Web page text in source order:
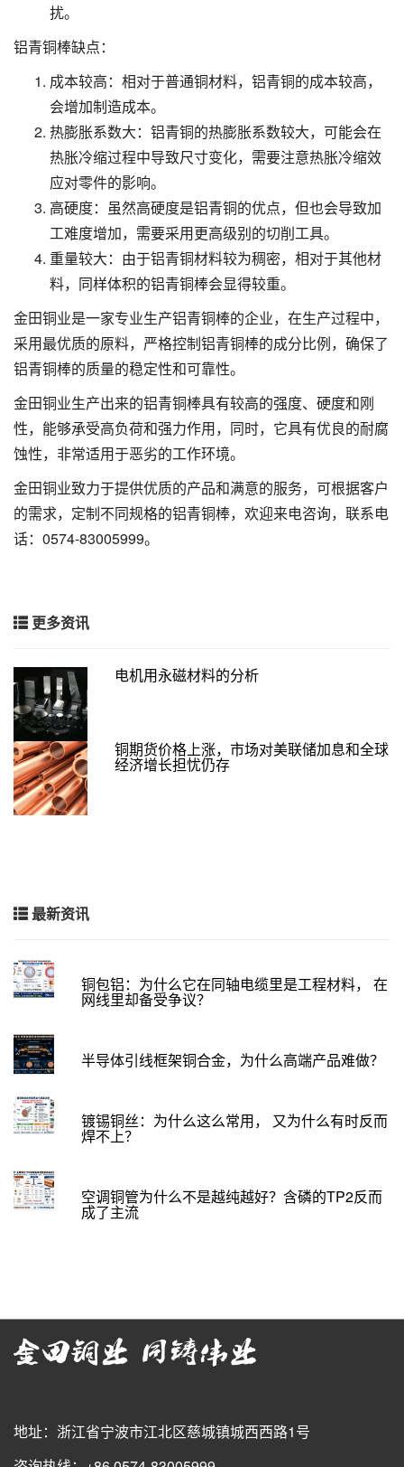
扰。
铝青铜棒缺点：
成本较高：相对于普通铜材料，铝青铜的成本较高，
会增加制造成本。
热膨胀系数大：铝青铜的热膨胀系数较大，可能会在
热胀冷缩过程中导致尺寸变化，需要注意热胀冷缩效
应对零件的影响。
高硬度：虽然高硬度是铝青铜的优点，但也会导致加
工难度增加，需要采用更高级别的切削工具。
重量较大：由于铝青铜材料较为稠密，相对于其他材
料，同样体积的铝青铜棒会显得较重。
金田铜业是一家专业生产铝青铜棒的企业，在生产过程中，
采用最优质的原料，严格控制铝青铜棒的成分比例，确保了
铝青铜棒的质量的稳定性和可靠性。
金田铜业生产出来的铝青铜棒具有较高的强度、硬度和刚
性，能够承受高负荷和强力作用，同时，它具有优良的耐腐
蚀性，非常适用于恶劣的工作环境。
金田铜业致力于提供优质的产品和满意的服务，可根据客户
的需求，定制不同规格的铝青铜棒，欢迎来电咨询，联系电
话：0574-83005999。
更多资讯
电机用永磁材料的分析
铜期货价格上涨，市场对美联储加息和全球
经济增长担忧仍存
最新资讯
铜包铝：为什么它在同轴电缆里是工程材料， 在
网线里却备受争议？
半导体引线框架铜合金，为什么高端产品难做？
镀锡铜丝：为什么这么常用， 又为什么有时反而
焊不上？
空调铜管为什么不是越纯越好？含磷的TP2反而
成了主流
地址：浙江省宁波市江北区慈城镇城西西路1号